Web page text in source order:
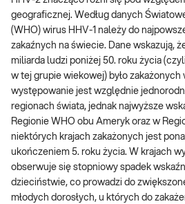
geograficznej. Według danych
(WHO) wirus HHV-1 należy do
zakaźnych na świecie. Dane wskazują,
miliarda ludzi poniżej 50. roku życia
w tej grupie wiekowej) było zakażonych
występowanie jest względnie
regionach świata, jednak najwyższe
Regionie WHO obu Ameryk oraz w
niektórych krajach zakażonych jest
ukończeniem 5. roku życia. W krajach
obserwuje się stopniowy spadek
dzieciństwie, co prowadzi do
młodych dorosłych, u których do